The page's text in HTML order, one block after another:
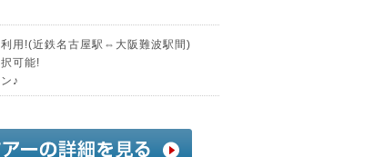
用!(近鉄名古屋駅⇔大阪難波駅間)
可能!
♪